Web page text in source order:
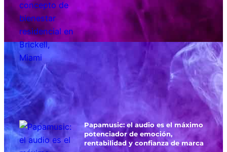
Papamusic: el audio es el máximo
potenciador de emoción,
rentabilidad y confianza de marca